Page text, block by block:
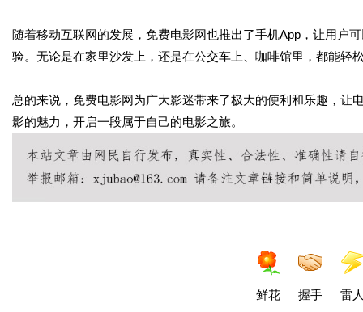
随着移动互联网的发展，免费电影网也推出了手机App，让用户
验。无论是在家里沙发上，还是在公交车上、咖啡馆里，都能轻
总的来说，免费电影网为广大影迷带来了极大的便利和乐趣，
影的魅力，开启一段属于自己的电影之旅。
鲜花 握手 雷